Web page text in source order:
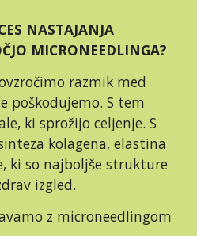
NASTAJANJA
MICRONEEDLINGA?
razmik med
poškodujemo. S tem
ki sprožijo celjenje. S
kolagena, elastina
ki so najboljše strukture
izgled.
z microneedlingom